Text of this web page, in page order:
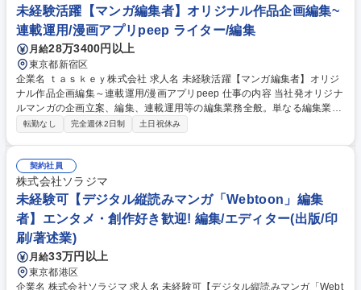
大に伴う増員採用のため、時期に応じて上記以外の業務が発生することも
ございます。 ※変更の範囲：会社の定める全ての業務 募集職種 ★第二新
卒歓迎【マンガ編集】すべてオリジナル作品/研修体制◎未経験者活躍中
未経験活躍【マンガ編集者】オリジナル作品企画編集~
連載運用/漫画アプリpeep ライター/編集
月給28万3400円以上
東京都新宿区
企業名 ｔａｓｋｅｙ株式会社 求人名 未経験活躍【マンガ編集者】オリジ
ナル作品企画編集～連載運用/漫画アプリpeep 仕事の内容 当社発オリジナ
ルマンガの企画立案、編集、連載運用等の編集業務全般。単なる編集業務
だけでなく広告マーケティングの知見を活かした作品作りやメディアミッ
トをどのようにマンガ表現へ落とし込んでいくかを1から構築します。■ヒ
ット原作をもとにしたコミカライズ企画の立案 ■漫画家/クリエイターのス
カウト、執筆打ち合わせ ■ネームや原稿のチェックとフィードバック ■作
品表紙、広告の監修 ■入稿までのスケジュール管理、校正、入稿業務 ■担
当作品の宣伝、販促企画の立案 募集職種 未経験活躍【マンガ編集者】オ
リジナル作品企画編集～連載運用/漫画アプリpeep
転勤なし 完全週休2日制 土日祝休み
契約社員
株式会社ソラジマ
未経験可【デジタル縦読みマンガ「Webtoon」編集
者】エンタメ・創作好き歓迎! 編集/エディター(出版/印
刷/著述業)
月給33万円以上
東京都港区
企業名 株式会社ソラジマ 求人名 未経験可【デジタル縦読みマンガ「Webt